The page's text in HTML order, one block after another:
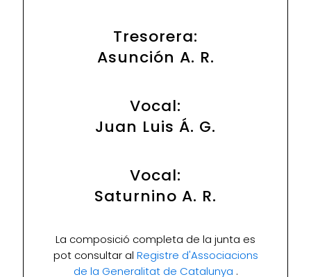
Tresorera:
Asunción A. R.
Vocal:
Juan Luis Á. G.
Vocal:
Saturnino A. R.
La composició completa de la junta es
pot consultar al Registre d'Associacions
de la Generalitat de Catalunya .